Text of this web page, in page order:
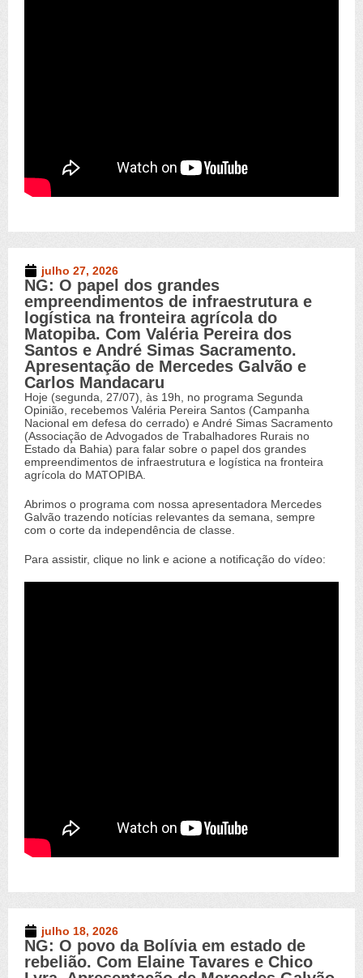
Novo Germinal
julho 27, 2026
NG: O papel dos grandes
empreendimentos de infraestrutura e
logística na fronteira agrícola do
Matopiba. Com Valéria Pereira dos
Santos e André Simas Sacramento.
Apresentação de Mercedes Galvão e
Carlos Mandacaru
Hoje (segunda, 27/07), às 19h, no programa Segunda
Opinião, recebemos Valéria Pereira Santos (Campanha
Nacional em defesa do cerrado) e André Simas Sacramento
(Associação de Advogados de Trabalhadores Rurais no
Estado da Bahia) para falar sobre o papel dos grandes
empreendimentos de infraestrutura e logística na fronteira
agrícola do MATOPIBA.
Abrimos o programa com nossa apresentadora Mercedes
Galvão trazendo notícias relevantes da semana, sempre
com o corte da independência de classe.
Para assistir, clique no link e acione a notificação do vídeo:
Novo Germinal,Vídeos
julho 18, 2026
NG: O povo da Bolívia em estado de
rebelião. Com Elaine Tavares e Chico